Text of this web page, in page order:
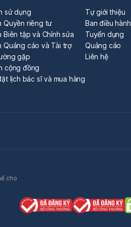
sử dụng
Quyền riêng tư
Biên tập và Chỉnh sửa
Quảng cáo và Tài trợ
gặp
cộng đồng
lịch bác sĩ và mua hàng
Tự giới thiệu
Ban điều hành
Tuyển dụng
Quảng cáo
Liên hệ
cho